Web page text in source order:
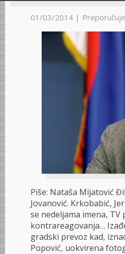
01/03/2014 |
Piše: Nataša Mijatović
Jovanović. Krkobabić,
se nedeljama imena,
kontrareagovanja…
gradski prevoz kad,
Popović, uokvirena